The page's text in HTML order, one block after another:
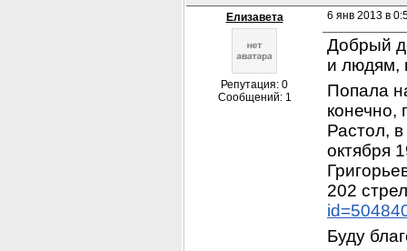
Елизавета
Репутация: 0
Сообщений: 1
6 янв 2013 в
Добрый
и людям,
Попала
конечно,
Растол,
октября
202
Буду